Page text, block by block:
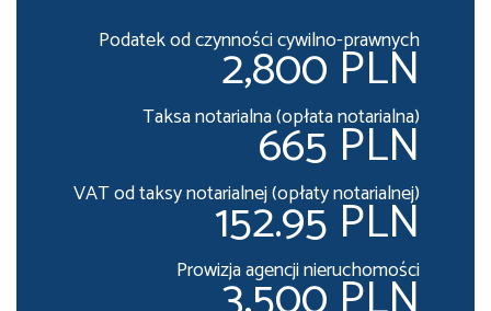
Podatek od czynności cywilno-prawnych
2,800 PLN
Taksa notarialna (opłata notarialna)
665 PLN
VAT od taksy notarialnej (opłaty notarialnej)
152.95 PLN
Prowizja agencji nieruchomości